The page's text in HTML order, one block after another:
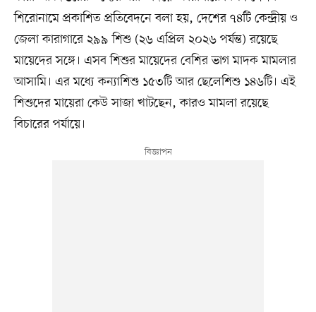
শিরোনামে প্রকাশিত প্রতিবেদনে বলা হয়, দেশের ৭৪টি কেন্দ্রীয় ও
জেলা কারাগারে ২৯৯ শিশু (২৬ এপ্রিল ২০২৬ পর্যন্ত) রয়েছে
মায়েদের সঙ্গে। এসব শিশুর মায়েদের বেশির ভাগ মাদক মামলার
আসামি। এর মধ্যে কন্যাশিশু ১৫৩টি আর ছেলেশিশু ১৪৬টি। এই
শিশুদের মায়েরা কেউ সাজা খাটছেন, কারও মামলা রয়েছে
বিচারের পর্যায়ে।